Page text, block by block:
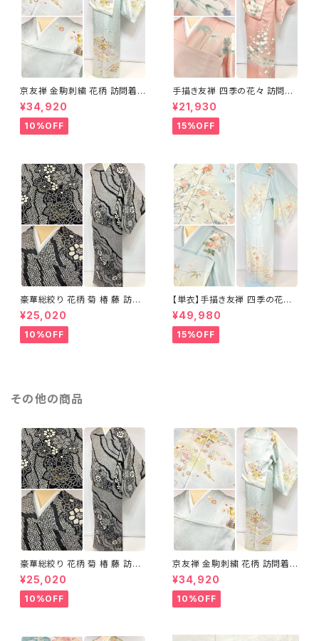
京友禅 金駒刺繍 花柄 訪問着
正絹 水色 黄緑 パステルカラー
アイスグリーン 1433
¥34,920
10%OFF
手描き友禅 四季の花々 訪問着
袷 正絹 サーモンピンク クリー
ム 白 桃花色 1434
¥21,930
15%OFF
豪華総絞り 花柄 菊 椿 藤 訪問
着 鹿の子絞り ラメ 正絹 黒 白
グレー 1435
¥25,020
10%OFF
【単衣】手描き友禅 四季の花々
正絹 訪問着 水色 黄緑 白 パス
テルカラー 1431
¥49,980
15%OFF
その他の商品
豪華総絞り 花柄 菊 椿 藤 訪問
着 鹿の子絞り ラメ 正絹 黒 白
グレー 1435
¥25,020
10%OFF
京友禅 金駒刺繍 花柄 訪問着
正絹 水色 黄緑 パステルカラー
アイスグリーン 1433
¥34,920
10%OFF